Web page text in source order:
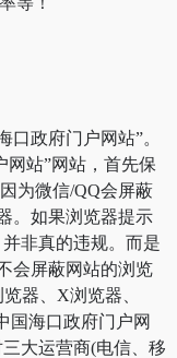
政府门户网站”。
网站”网站，首先保
为微信/QQ会屏蔽
。如果浏览器提示
非真的违规。而是
会屏蔽网站的浏览
器、X浏览器、
国海口政府门户网
大运营商(电信、移